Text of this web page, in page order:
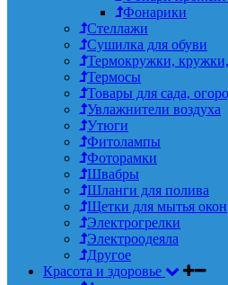
Фонарики
Стеллажи
Сушилка для обуви
Термокружки,
Термосы
Товары для сада,
Увлажнители воздуха
Утюги
Фитолампы
Фоторамки
Швабры
Шланги для полива
Щетки для мытья окон
Электрогрелки
Электроодеяла
Другое
Красота и здоровье